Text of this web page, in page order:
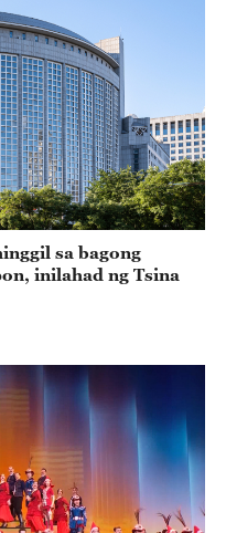
sa bagong
inilahad ng Tsina